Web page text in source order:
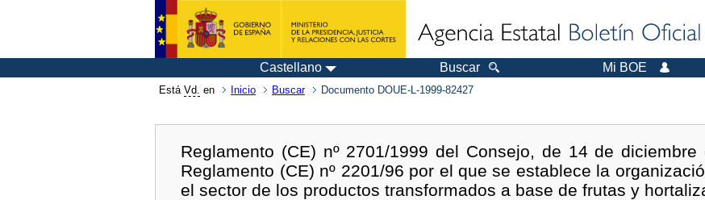
Castellano Buscar Mi BOE
Está Vd. en Inicio Buscar Documento DOUE-L-1999-82427
Reglamento (CE) nº 2701/1999 del Consejo, de 14 de
Reglamento (CE) nº 2201/96 por el que se establece la
el sector de los productos transformados a base de frutas y